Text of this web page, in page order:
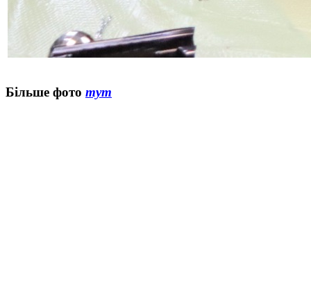
Більше фото тут